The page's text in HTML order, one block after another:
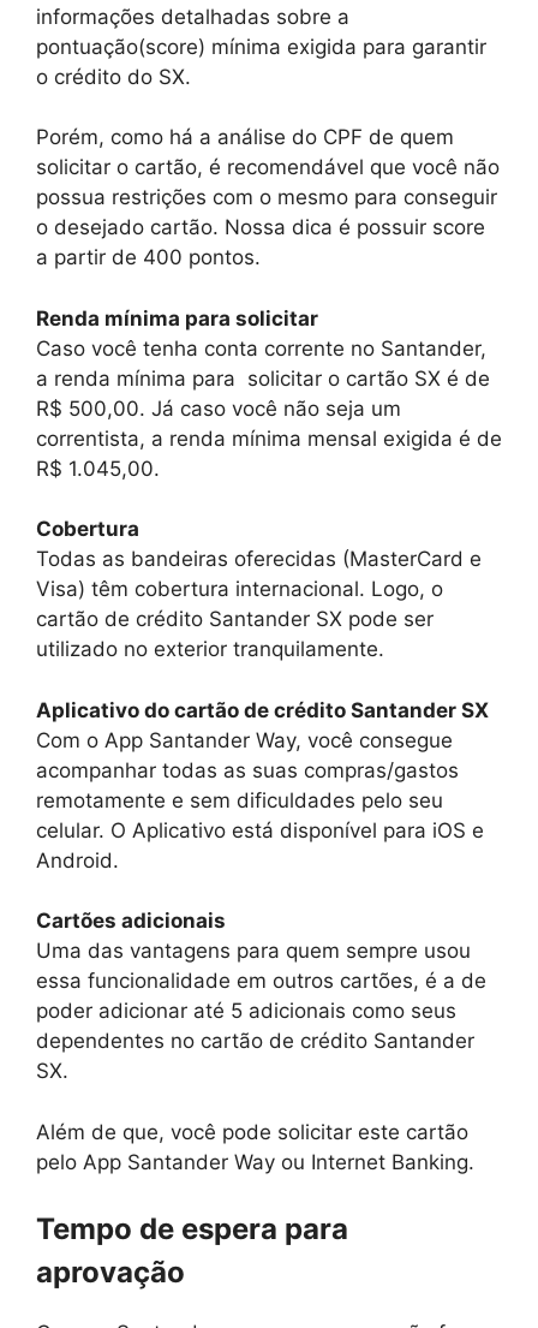
informações detalhadas sobre a
pontuação(score) mínima exigida para garantir
o crédito do SX.
Porém, como há a análise do CPF de quem
solicitar o cartão, é recomendável que você não
possua restrições com o mesmo para conseguir
o desejado cartão. Nossa dica é possuir score
a partir de 400 pontos.
Renda mínima para solicitar
Caso você tenha conta corrente no Santander,
a renda mínima para solicitar o cartão SX é de
R$ 500,00. Já caso você não seja um
correntista, a renda mínima mensal exigida é de
R$ 1.045,00.
Cobertura
Todas as bandeiras oferecidas (MasterCard e
Visa) têm cobertura internacional. Logo, o
cartão de crédito Santander SX pode ser
utilizado no exterior tranquilamente.
Aplicativo do cartão de crédito Santander SX
Com o App Santander Way, você consegue
acompanhar todas as suas compras/gastos
remotamente e sem dificuldades pelo seu
celular. O Aplicativo está disponível para iOS e
Android.
Cartões adicionais
Uma das vantagens para quem sempre usou
essa funcionalidade em outros cartões, é a de
poder adicionar até 5 adicionais como seus
dependentes no cartão de crédito Santander
SX.
Além de que, você pode solicitar este cartão
pelo App Santander Way ou Internet Banking.
Tempo de espera para
aprovação